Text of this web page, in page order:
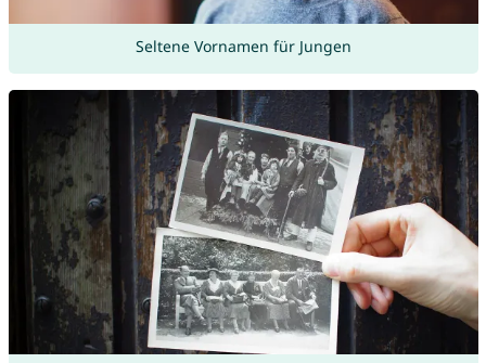
Seltene Vornamen für Jungen